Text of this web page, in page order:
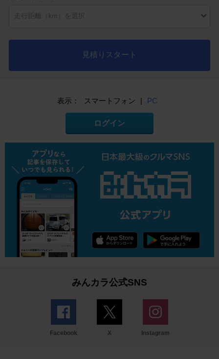
見積りスタート
表示： スマートフォン | PC
ログイン
みんカラ公式SNS
Facebook X Instagram